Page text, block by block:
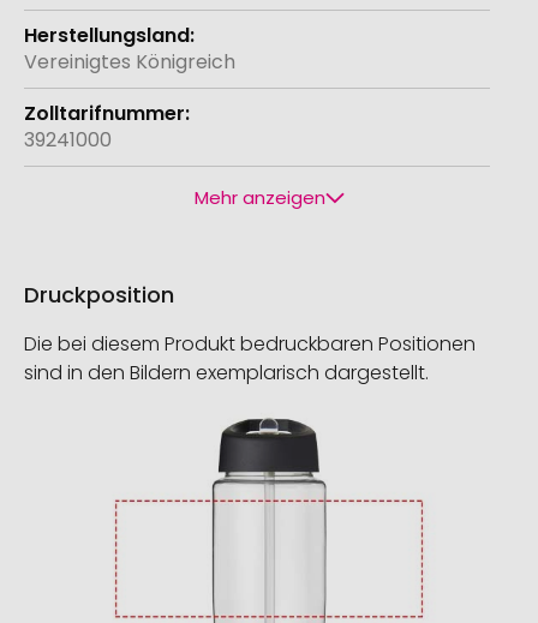
Vereinigtes Königreich
39241000
Mehr anzeigen
Druckposition
Die bei diesem Produkt bedruckbaren Positionen
sind in den Bildern exemplarisch dargestellt.